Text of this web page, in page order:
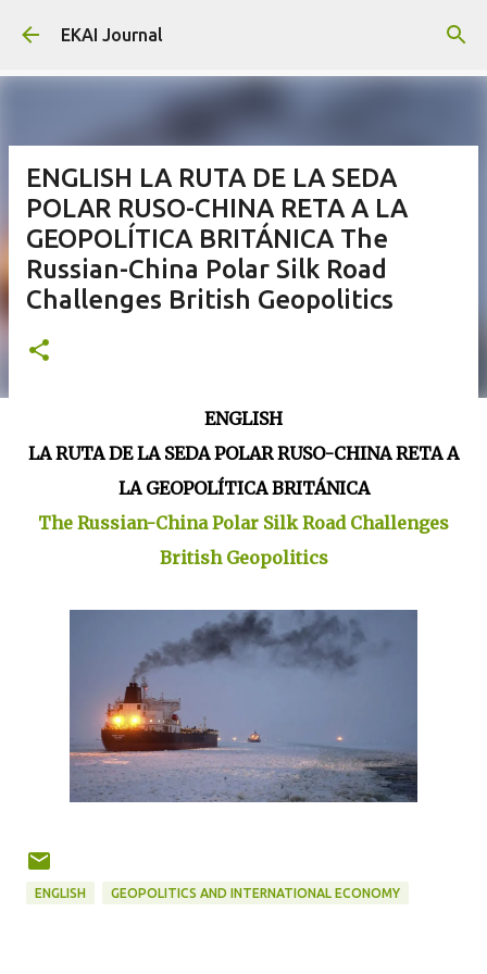
EKAI Journal
ENGLISH LA RUTA DE LA SEDA
POLAR RUSO-CHINA RETA A LA
GEOPOLÍTICA BRITÁNICA The
Russian-China Polar Silk Road
Challenges British Geopolitics
ENGLISH
LA RUTA DE LA SEDA POLAR RUSO-CHINA RETA A
LA GEOPOLÍTICA BRITÁNICA
The Russian-China Polar Silk Road Challenges
British Geopolitics
ENGLISH GEOPOLITICS AND INTERNATIONAL ECONOMY